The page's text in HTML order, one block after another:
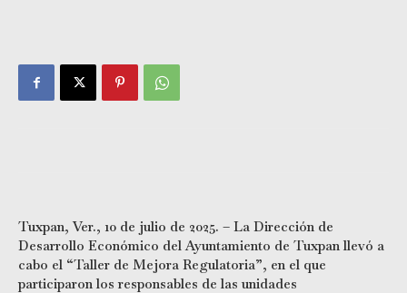
Tuxpan, Ver., 10 de julio de 2025. – La Dirección de
Desarrollo Económico del Ayuntamiento de Tuxpan llevó a
cabo el “Taller de Mejora Regulatoria”, en el que
participaron los responsables de las unidades